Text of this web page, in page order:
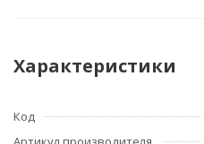
Характеристики
Код